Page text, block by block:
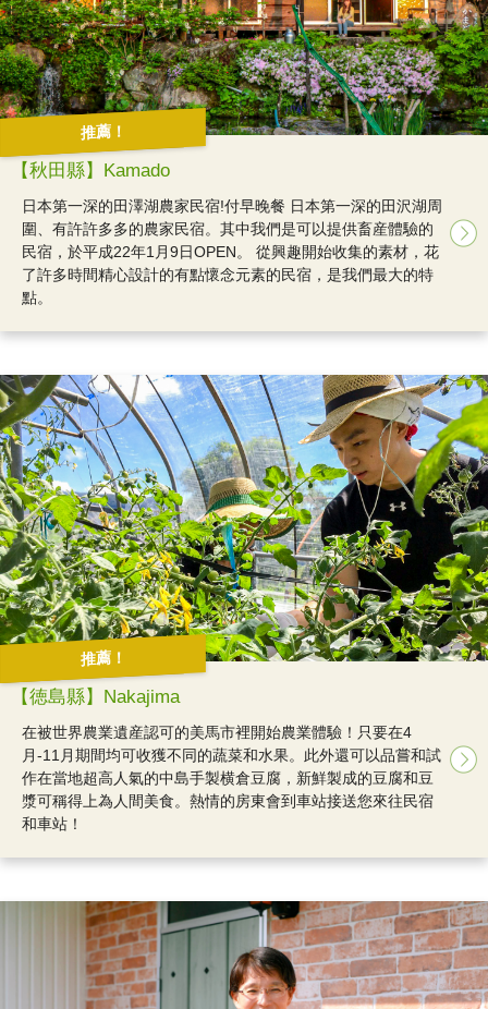
推薦！
【秋田縣】Kamado
日本第一深的田澤湖農家民宿!付早晚餐 日本第一深的田沢湖周
圍、有許許多多的農家民宿。其中我們是可以提供畜産體驗的
民宿，於平成22年1月9日OPEN。 從興趣開始收集的素材，花
了許多時間精心設計的有點懷念元素的民宿，是我們最大的特
點。
推薦！
【徳島縣】Nakajima
在被世界農業遺産認可的美馬市裡開始農業體驗！只要在4
月-11月期間均可收獲不同的蔬菜和水果。此外還可以品嘗和試
作在當地超高人氣的中島手製横倉豆腐，新鮮製成的豆腐和豆
漿可稱得上為人間美食。熱情的房東會到車站接送您來往民宿
和車站！